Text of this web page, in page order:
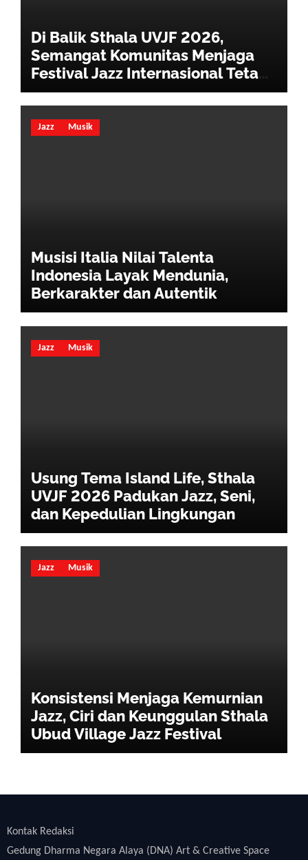
Di Balik Sthala UVJF 2026,
Semangat Komunitas Menjaga
Festival Jazz Internasional Tetap
Hidup
Jazz Musik
Musisi Italia Nilai Talenta
Indonesia Layak Mendunia,
Berkarakter dan Autentik
Jazz Musik
Usung Tema Island Life, Sthala
UVJF 2026 Padukan Jazz, Seni,
dan Kepedulian Lingkungan
Jazz Musik
Konsistensi Menjaga Kemurnian
Jazz, Ciri dan Keunggulan Sthala
Ubud Village Jazz Festival
Kontak Redaksi
Gedung Dharma Negara Alaya (DNA) Art & Creative Space